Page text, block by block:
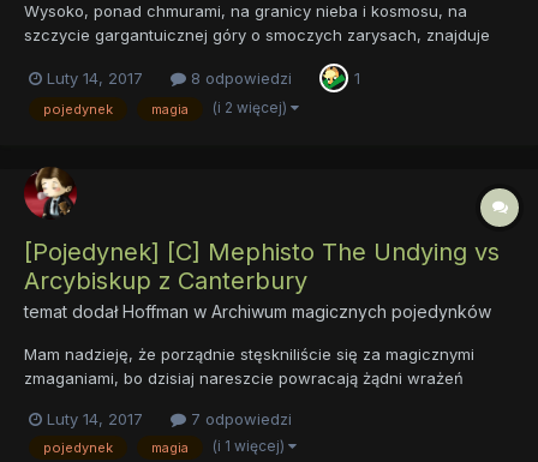
Wysoko, ponad chmurami, na granicy nieba i kosmosu, na
szczycie gargantuicznej góry o smoczych zarysach, znajduje
Nadzwyczajna więź pani alikorn z naturą niejednokrotnie była
tematem klasycznych poematów, utworów scenicznych, baśni
Luty 14, 2017 8 odpowiedzi 1
pojedynek magia (i 2 więcej)
[Pojedynek] [C] Mephisto The Undying vs
Arcybiskup z Canterbury
temat dodałHoffman w Archiwum magicznych pojedynków
Mam nadzieję, że porządnie stęskniliście się za magicznymi
zmaganiami, bo dzisiaj nareszcie powracają żądni wrażeń
wszystkich ciekawych! To nie tylko pierwszy pojedynek od
dłuższego czasu, ale również pierwszy pojedynek roku 2017...
Luty 14, 2017 7 odpowiedzi
pojedynek magia (i 1 więcej)